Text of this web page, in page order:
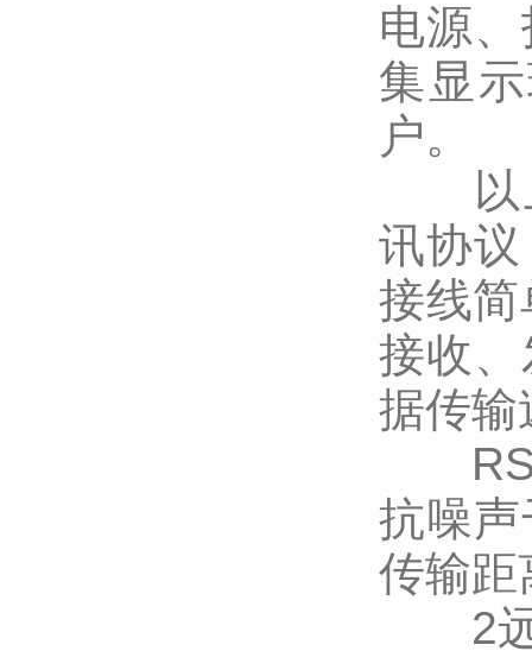
电源
集显
户。
以上
讯协
接线
接收
据传输
抗噪
传输距
2远